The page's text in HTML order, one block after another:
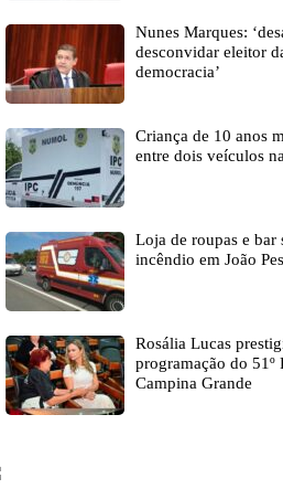
Nunes Marques:
desconvidar eleitor
democracia’
Criança de 10 anos
entre dois veículos
Loja de roupas e bar
incêndio em João
Rosália Lucas
programação do 51º
Campina Grande